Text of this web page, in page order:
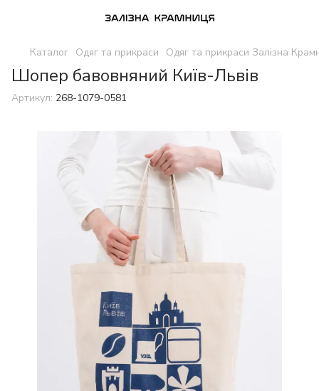
Каталог Одяг та прикраси Одяг та прикраси Залізна
Шопер бавовняний Київ-Львів
Артикул: 268-1079-0581